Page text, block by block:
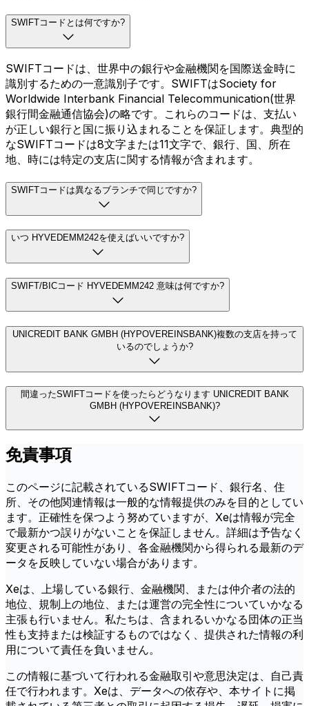
SWIFTコードとは何ですか?
SWIFTコードは、世界中の銀行や金融機関を国際送金時に
識別するための一意識別子です。SWIFTはSociety for
Worldwide Interbank Financial Telecommunication(世界
銀行間金融通信協会)の略です。これらのコードは、支払い
が正しい銀行と国に振り込まれることを保証します。典型的
なSWIFTコードは8文字または11文字で、銀行、国、所在
地、時には特定の支店に関する情報が含まれます。
SWIFTコードは異なるブランチで同じですか?
いつ HYVEDEMM242を使えばいいですか?
SWIFT/BICコード HYVEDEMM242 意味は何ですか?
UNICREDIT BANK GMBH (HYPOVEREINSBANK)複数の支店を持って
いるのでしょうか?
間違ったSWIFTコードを使ったらどうなります UNICREDIT BANK
GMBH (HYPOVEREINSBANK)?
免責事項
このページに記載されているSWIFTコード、銀行名、住
所、その他関連情報は一般的な情報提供のみを目的としてい
ます。正確性を保つよう努めていますが、Xeは情報が完全
で最新かつ誤りがないことを保証しません。詳細は予告なく
変更される可能性があり、各金融機関から得られる最新のデ
ータを反映していない場合があります。
Xeは、上場している銀行、金融機関、または仲介者の法的
地位、規制上の地位、または運営の完全性についていかなる
主張も行いません。私たちは、含まれるいかなる団体の正当
性も支持または検証するものではなく、提供された情報の利
用について責任を負いません。
この情報に基づいて行われる金融取引や意思決定は、自己責
任で行われます。Xeは、データへの依存や、本サイトに掲